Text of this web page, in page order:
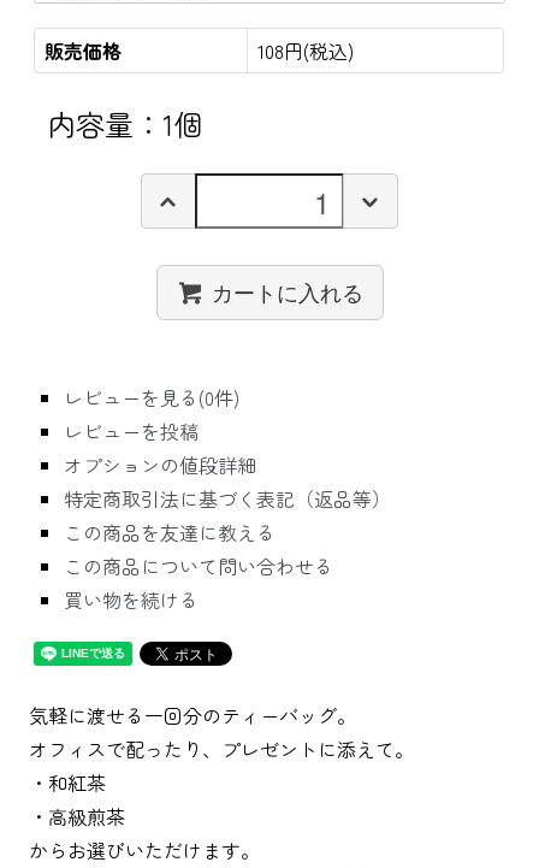
販売価格 108円(税込)
内容量：1個
カートに入れる
レビューを見る(0件)
レビューを投稿
オプションの値段詳細
特定商取引法に基づく表記（返品等）
この商品を友達に教える
この商品について問い合わせる
買い物を続ける
気軽に渡せる一回分のティーバッグ。
オフィスで配ったり、プレゼントに添えて。
・和紅茶
・高級煎茶
からお選びいただけます。